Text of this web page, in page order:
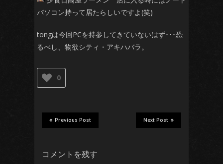
パソコン持って居たらしいですよ(笑)
tongは今回PCを持参してきていないはず･･･恐
るべし、物欲シティ・アキハバラ。
0
Next Post
Previous Post
コメントを残す